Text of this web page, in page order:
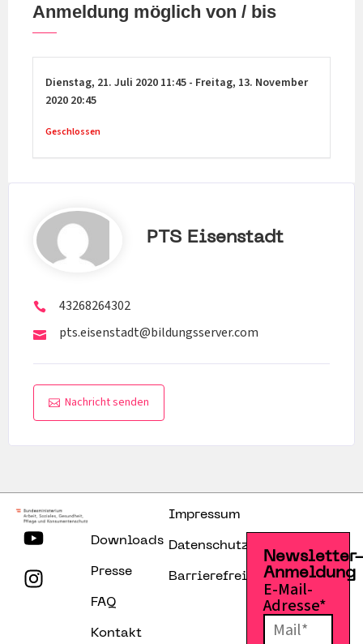
Anmeldung möglich von / bis
Dienstag, 21. Juli 2020 11:45 - Freitag, 13. November
2020 20:45
Geschlossen
PTS Eisenstadt
43268264302
pts.eisenstadt@bildungsserver.com
Nachricht senden
Downloads
Presse
FAQ
Kontakt
Impressum
Datenschutzerklärung
Barrierefreiheitserklärung
Anmeldung
E-Mail-
Adresse*